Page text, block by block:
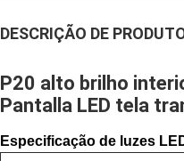
DESCRIÇÃO DE
P20 alto brilho
Pantalla LED tela
Especificação de luzes